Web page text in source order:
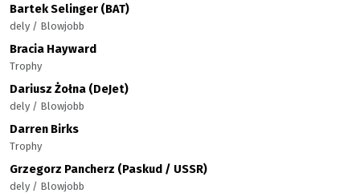
Bartek Selinger (BAT)
dely / Blowjobb
Bracia Hayward
Trophy
Dariusz Żołna (DeJet)
dely / Blowjobb
Darren Birks
Trophy
Grzegorz Pancherz (Paskud / USSR)
dely / Blowjobb